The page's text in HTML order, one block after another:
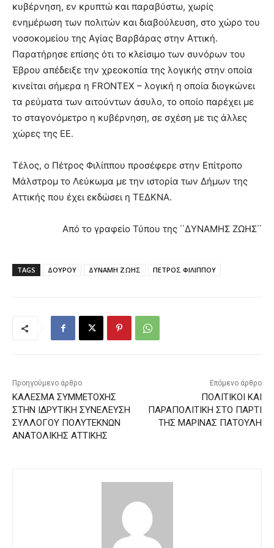
κυβέρνηση, εν κρυπτώ και παραβύστω, χωρίς
ενημέρωση των πολιτών και διαβούλευση, στο χώρο του
νοσοκομείου της Αγίας Βαρβάρας στην Αττική.
Παρατήρησε επίσης ότι το κλείσιμο των συνόρων του
Έβρου απέδειξε την χρεοκοπία της λογικής στην οποία
κινείται σήμερα η FRONTEX – λογική η οποία διογκώνει
τα ρεύματα των αιτούντων άσυλο, το οποίο παρέχει με
το σταγονόμετρο η κυβέρνηση, σε σχέση με τις άλλες
χώρες της ΕΕ.
Τέλος, ο Πέτρος Φιλίππου προσέφερε στην Επίτροπο
Μάλστρομ το Λεύκωμα με την ιστορία των Δήμων της
Αττικής που έχει εκδώσει η ΤΕΔΚΝΑ.
Από το γραφείο Τύπου της ΄΄ΔΥΝΑΜΗΣ ΖΩΗΣ΄΄
TAGS ΔΟΥΡΟΥ ΔΥΝΑΜΗ ΖΩΗΣ ΠΕΤΡΟΣ ΦΙΛΙΠΠΟΥ
Προηγούμενο άρθρο
ΚΑΛΕΣΜΑ ΣΥΜΜΕΤΟΧΗΣ
ΣΤΗΝ ΙΔΡΥΤΙΚΗ ΣΥΝΕΛΕΥΣΗ
ΣΥΛΛΟΓΟΥ ΠΟΛΥΤΕΚΝΩΝ
ΑΝΑΤΟΛΙΚΗΣ ΑΤΤΙΚΗΣ
Επόμενο άρθρο
ΠΟΛΙΤΙΚΟΙ ΚΑΙ
ΠΑΡΑΠΟΛΙΤΙΚΗ ΣΤΟ ΠΑΡΤΙ
ΤΗΣ ΜΑΡΙΝΑΣ ΠΑΤΟΥΛΗ